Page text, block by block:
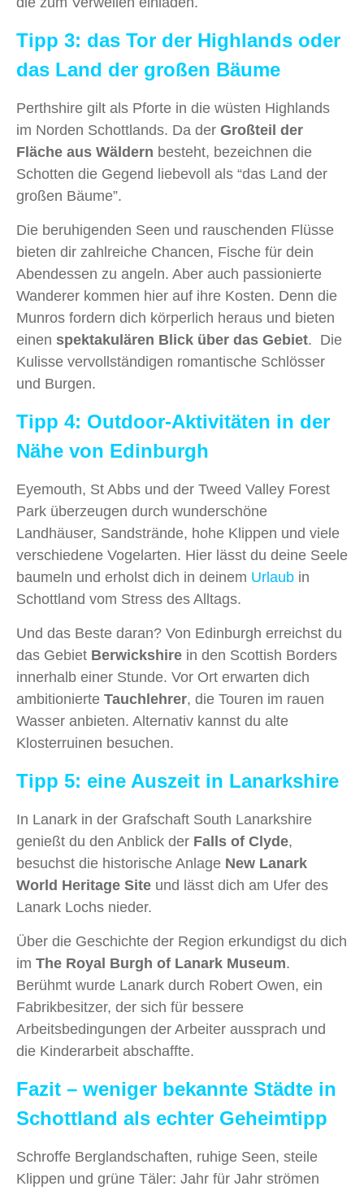
Tipp 3: das Tor der Highlands oder
das Land der großen Bäume
Perthshire gilt als Pforte in die wüsten Highlands
im Norden Schottlands. Da der Großteil der
Fläche aus Wäldern besteht, bezeichnen die
Schotten die Gegend liebevoll als “das Land der
großen Bäume”.
Die beruhigenden Seen und rauschenden Flüsse
bieten dir zahlreiche Chancen, Fische für dein
Abendessen zu angeln. Aber auch passionierte
Wanderer kommen hier auf ihre Kosten. Denn die
Munros fordern dich körperlich heraus und bieten
einen spektakulären Blick über das Gebiet. Die
Kulisse vervollständigen romantische Schlösser
und Burgen.
Tipp 4: Outdoor-Aktivitäten in der
Nähe von Edinburgh
Eyemouth, St Abbs und der Tweed Valley Forest
Park überzeugen durch wunderschöne
Landhäuser, Sandstrände, hohe Klippen und viele
verschiedene Vogelarten. Hier lässt du deine Seele
baumeln und erholst dich in deinem Urlaub in
Schottland vom Stress des Alltags.
Und das Beste daran? Von Edinburgh erreichst du
das Gebiet Berwickshire in den Scottish Borders
innerhalb einer Stunde. Vor Ort erwarten dich
ambitionierte Tauchlehrer, die Touren im rauen
Wasser anbieten. Alternativ kannst du alte
Klosterruinen besuchen.
Tipp 5: eine Auszeit in Lanarkshire
In Lanark in der Grafschaft South Lanarkshire
genießt du den Anblick der Falls of Clyde,
besuchst die historische Anlage New Lanark
World Heritage Site und lässt dich am Ufer des
Lanark Lochs nieder.
Über die Geschichte der Region erkundigst du dich
im The Royal Burgh of Lanark Museum.
Berühmt wurde Lanark durch Robert Owen, ein
Fabrikbesitzer, der sich für bessere
Arbeitsbedingungen der Arbeiter aussprach und
die Kinderarbeit abschaffte.
Fazit – weniger bekannte Städte in
Schottland als echter Geheimtipp
Schroffe Berglandschaften, ruhige Seen, steile
Klippen und grüne Täler: Jahr für Jahr strömen